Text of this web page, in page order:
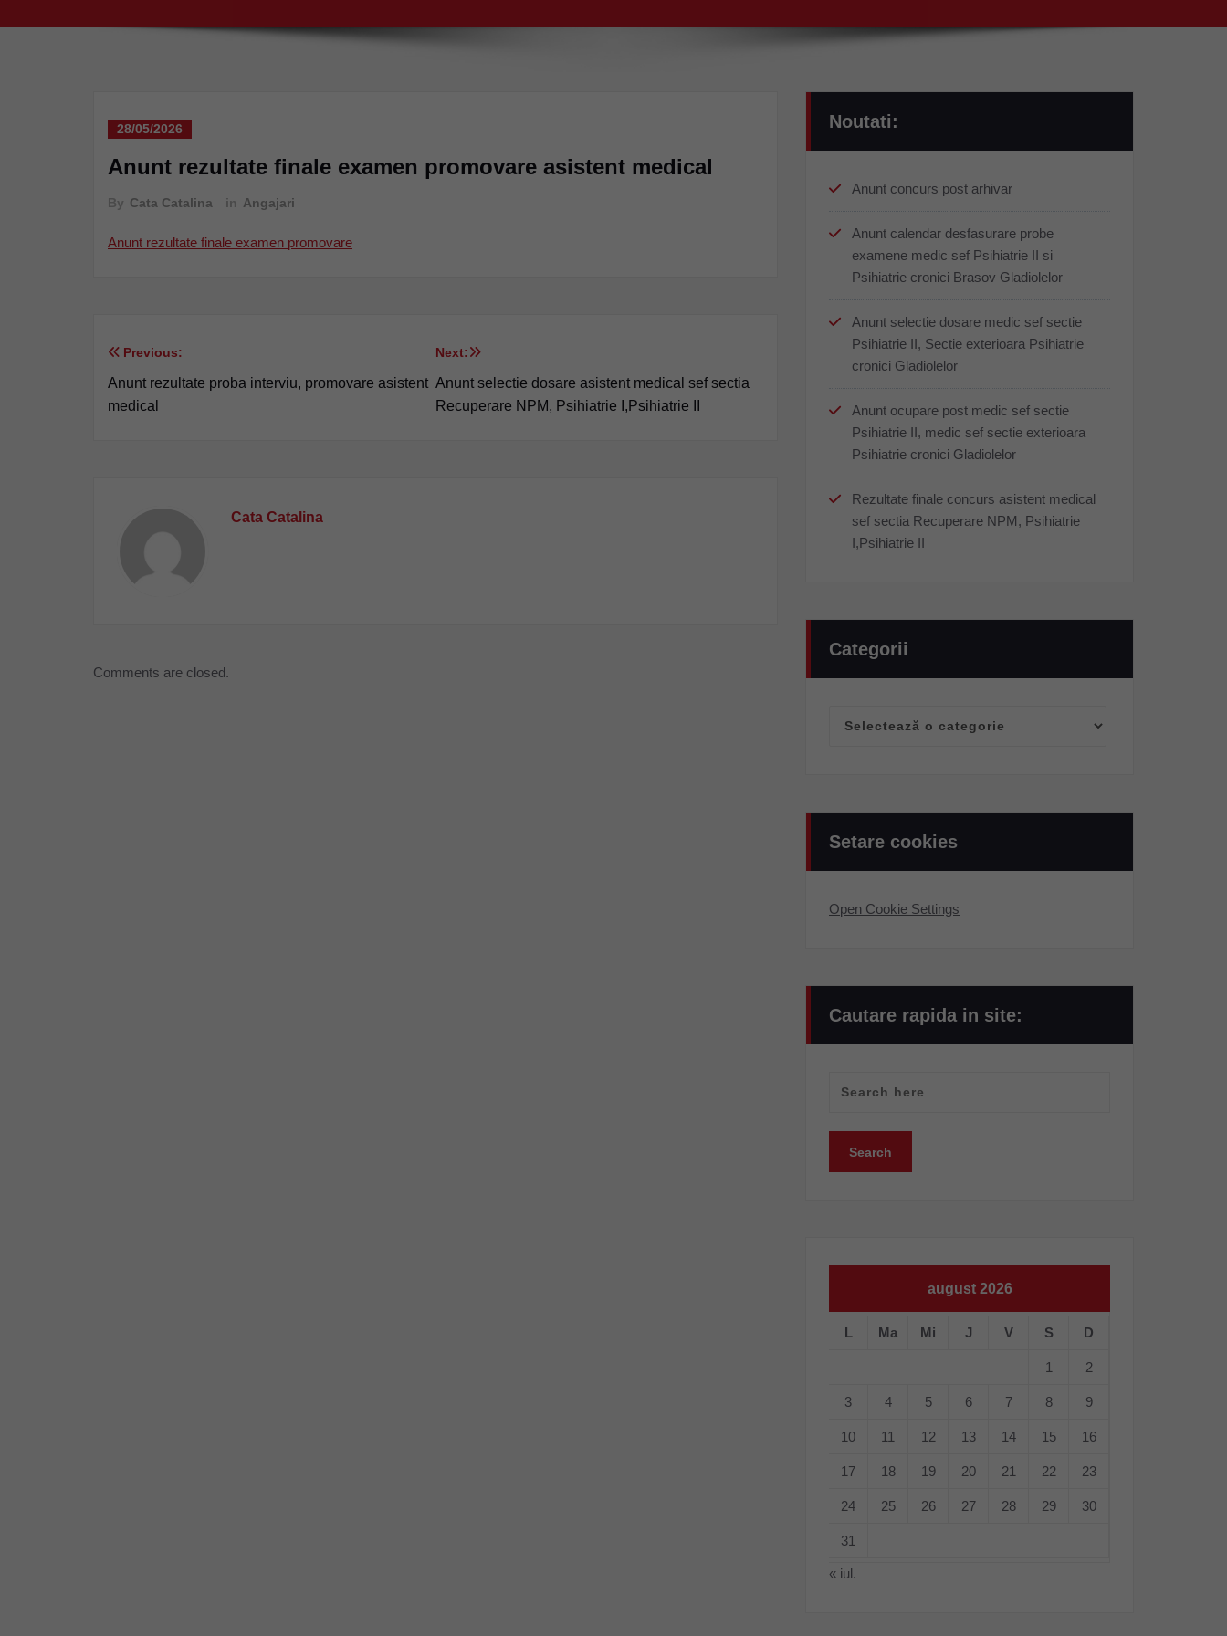
28/05/2026
Anunt rezultate finale examen promovare asistent medical
By Cata Catalina in Angajari
Anunt rezultate finale examen promovare
Navigare
în
Previous:
Anunt rezultate proba interviu, promovare asistent
medical
Next:
Anunt selectie dosare asistent medical sef sectia
Recuperare NPM, Psihiatrie I,Psihiatrie II
Cata Catalina
Comments are closed.
Noutati:
Anunt concurs post arhivar
Anunt calendar desfasurare probe
examene medic sef Psihiatrie II si
Psihiatrie cronici Brasov Gladiolelor
Anunt selectie dosare medic sef sectie
Psihiatrie II, Sectie exterioara Psihiatrie
cronici Gladiolelor
Anunt ocupare post medic sef sectie
Psihiatrie II, medic sef sectie exterioara
Psihiatrie cronici Gladiolelor
Rezultate finale concurs asistent medical
sef sectia Recuperare NPM, Psihiatrie
I,Psihiatrie II
Categorii
Setare cookies
Open Cookie Settings
Cautare rapida in site:
august 2026
L Ma Mi J V S D
1 2
3 4 5 6 7 8 9
10 11 12 13 14 15 16
17 18 19 20 21 22 23
24 25 26 27 28 29 30
31
« iul.